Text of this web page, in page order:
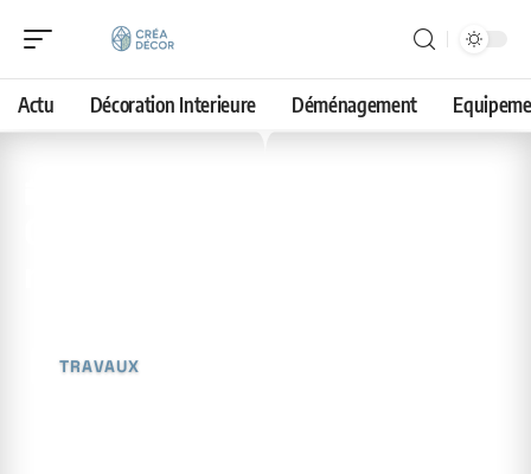
Actu Décoration Interieure Déménagement
TRAVAUX